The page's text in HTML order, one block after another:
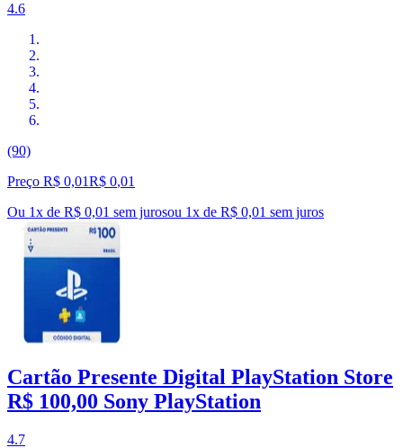
4.6
(90)
Preço R$ 0,01R$ 0,01
Ou 1x de R$ 0,01 sem jurosou 1x de R$ 0,01 sem juros
Cartão Presente Digital PlayStation Store
R$ 100,00 Sony PlayStation
4.7